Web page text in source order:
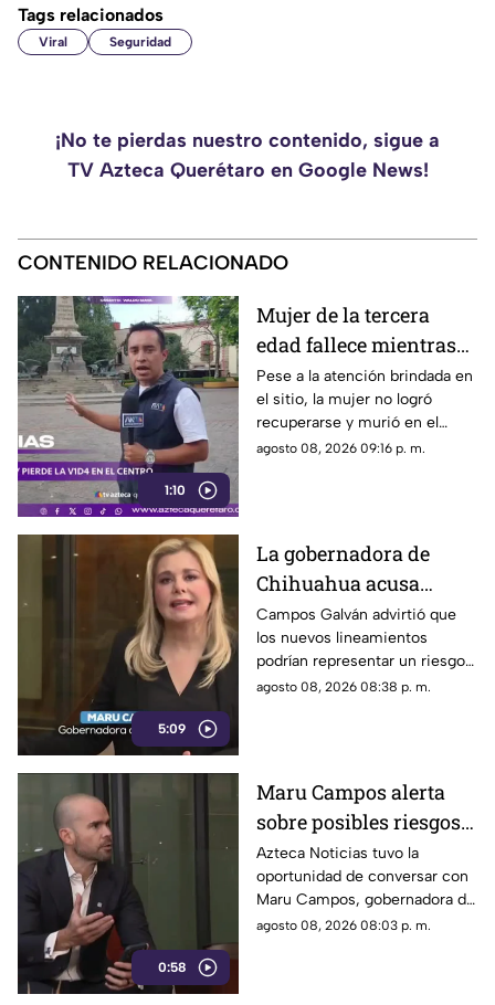
Tags relacionados
Viral Seguridad
¡No te pierdas nuestro contenido, sigue a
TV Azteca Querétaro en Google News!
CONTENIDO RELACIONADO
1:10
Mujer de la tercera
edad fallece mientras
caminaba por el Centro
de Querétaro
Pese a la atención brindada en
el sitio, la mujer no logró
recuperarse y murió en el
lugar.
agosto 08, 2026 09:16 p. m.
5:09
La gobernadora de
Chihuahua acusa
posible censura
impulsada desde el
Gobierno Federal
Campos Galván advirtió que
los nuevos lineamientos
podrían representar un riesgo
para la libertad de expresión
agosto 08, 2026 08:38 p. m.
0:58
Maru Campos alerta
sobre posibles riesgos
para la libertad de
expresión
Azteca Noticias tuvo la
oportunidad de conversar con
Maru Campos, gobernadora de
Chihuahua, quien habló sobre
agosto 08, 2026 08:03 p. m.